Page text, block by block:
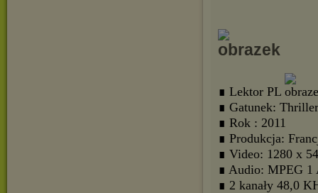
∎ Lektor PL
∎ Gatunek: Thriller
∎ Rok : 2011
∎ Produkcja:
∎ Video: 1280 x
∎ Audio: MPEG 1
∎ 2 kanały 48,0